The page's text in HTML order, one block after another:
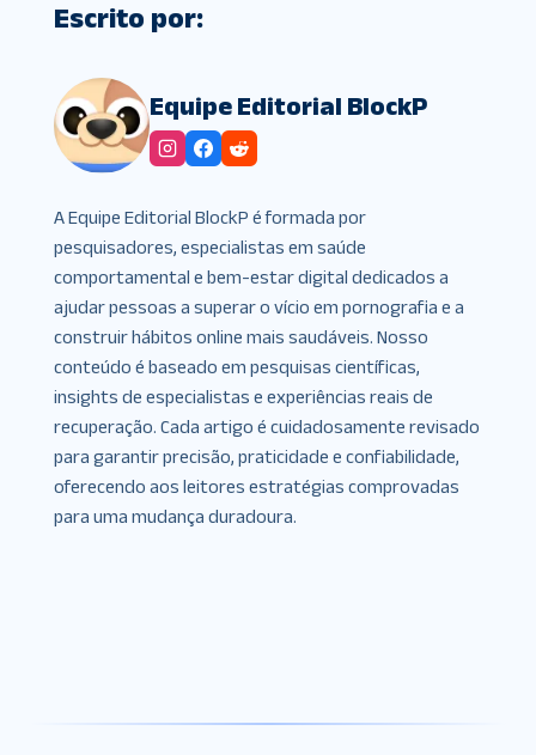
Escrito por:
Equipe Editorial BlockP
A Equipe Editorial BlockP é formada por
pesquisadores, especialistas em saúde
comportamental e bem-estar digital dedicados a
ajudar pessoas a superar o vício em pornografia e a
construir hábitos online mais saudáveis. Nosso
conteúdo é baseado em pesquisas científicas,
insights de especialistas e experiências reais de
recuperação. Cada artigo é cuidadosamente revisado
para garantir precisão, praticidade e confiabilidade,
oferecendo aos leitores estratégias comprovadas
para uma mudança duradoura.